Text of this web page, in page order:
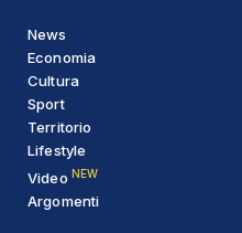
News
Economia
Cultura
Sport
Territorio
Lifestyle
Video NEW
Argomenti